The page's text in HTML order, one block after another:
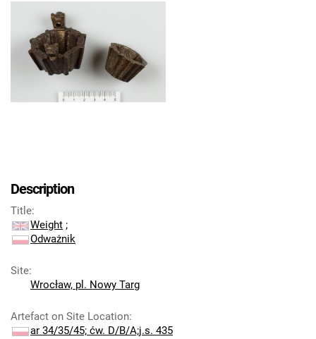
Description
Title:
Weight ;
Odważnik
Site:
Wrocław, pl. Nowy Targ
Artefact on Site Location:
ar 34/35/45; ćw. D/B/A;j.s. 435